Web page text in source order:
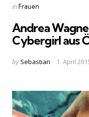
Categories
Posted
inFrauen
Andrea
Cybergirl aus
Posted
by Sebastian 1. April